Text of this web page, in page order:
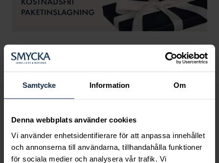
Samtycke Information Om
Denna webbplats använder cookies
Vi använder enhetsidentifierare för att anpassa innehållet
och annonserna till användarna, tillhandahålla funktioner
för sociala medier och analysera vår trafik. Vi
SPECIFIKATIONER
Andra köpte också